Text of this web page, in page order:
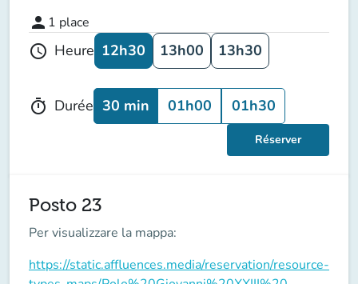
person 1 place
schedule Heure 12h30 13h00 13h30
timer Durée 30 min 01h00 01h30
Réserver
Posto 23
Per visualizzare la mappa:
https://static.affluences.media/reservation/resource-